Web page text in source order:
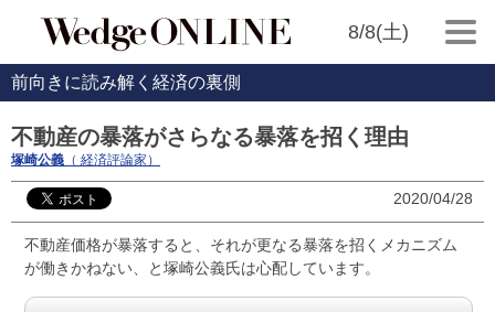
8/8(土)
前向きに読み解く経済の裏側
不動産の暴落がさらなる暴落を招く理由
塚崎公義 （ 経済評論家）
2020/04/28
不動産価格が暴落すると、それが更なる暴落を招くメカニズム
が働きかねない、と塚崎公義氏は心配しています。